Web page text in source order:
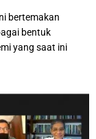
bertemakan
bentuk
yang saat ini